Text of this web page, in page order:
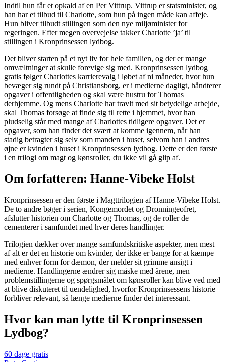
Indtil hun får et opkald af en Per Vittrup. Vittrup er statsminister, og
han har et tilbud til Charlotte, som hun på ingen måde kan affeje.
Hun bliver tilbudt stillingen som den nye miljøminister for
regeringen. Efter megen overvejelse takker Charlotte ’ja’ til
stillingen i Kronprinsessen lydbog.
Det bliver starten på et nyt liv for hele familien, og der er mange
omvæltninger at skulle forevige sig med. Kronprinsessen lydbog
gratis følger Charlottes karrierevalg i løbet af ni måneder, hvor hun
bevæger sig rundt på Christiansborg, er i medierne dagligt, håndterer
opgaver i offentligheden og skal være hustru for Thomas
derhjemme. Og mens Charlotte har travlt med sit betydelige arbejde,
skal Thomas forsøge at finde sig til rette i hjemmet, hvor han
pludselig står med mange af Charlottes tidligere opgaver. Det er
opgaver, som han finder det svært at komme igennem, når han
stadig betragter sig selv som manden i huset, selvom han i andres
øjne er kvinden i huset i Kronprinsessen lydbog. Dette er den første
i en trilogi om magt og kønsroller, du ikke vil gå glip af.
Om forfatteren: Hanne-Vibeke Holst
Kronprinsessen er den første i Magttrilogien af Hanne-Vibeke Holst.
De to andre bøger i serien, Kongemordet og Dronningeofret,
afslutter historien om Charlotte og Thomas, og de roller de
cementerer i samfundet med hver deres handlinger.
Trilogien dækker over mange samfundskritiske aspekter, men mest
af alt er det en historie om kvinder, der ikke er bange for at kæmpe
med enhver form for dæmon, der melder sit grimme ansigt i
medierne. Handlingerne ændrer sig måske med årene, men
problemstillingerne og spørgsmålet om kønsroller kan blive ved med
at blive diskuteret til uendelighed, hvorfor Kronprinsessens historie
forbliver relevant, så længe medierne finder det interessant.
Hvor kan man lytte til Kronprinsessen
Lydbog?
60 dage gratis